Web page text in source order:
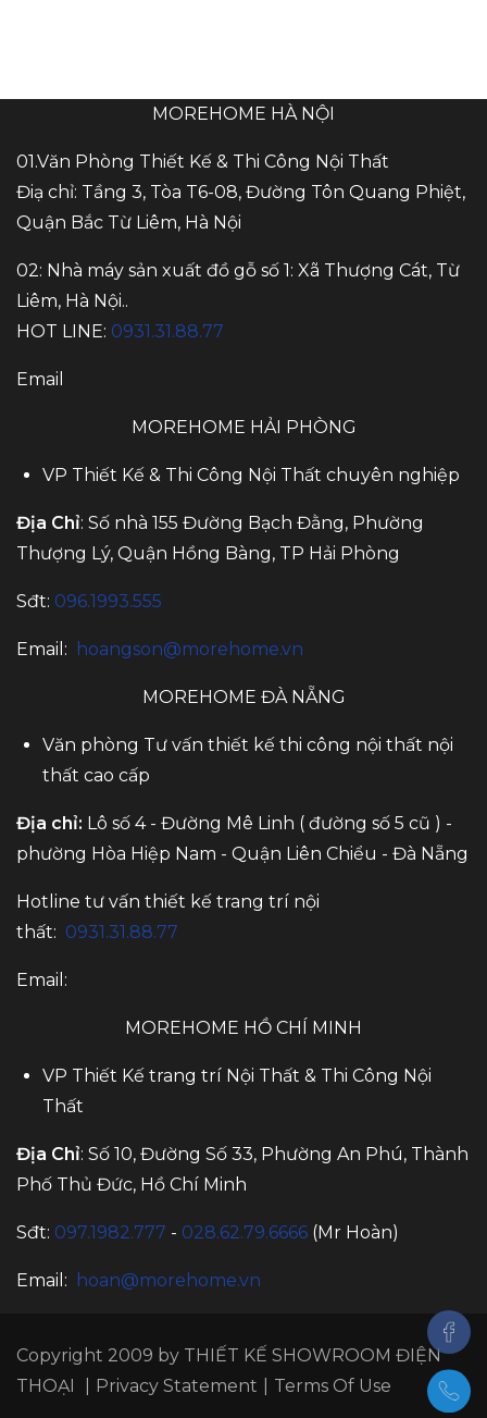
MOREHOME HÀ NỘI
01.Văn Phòng Thiết Kế & Thi Công Nội Thất
Điạ chỉ: Tầng 3, Tòa T6-08, Đường Tôn Quang Phiệt,
Quận Bắc Từ Liêm, Hà Nội
02: Nhà máy sản xuất đồ gỗ số 1: Xã Thượng Cát, Từ
Liêm, Hà Nội..
HOT LINE: 0931.31.88.77
Email
MOREHOME HẢI PHÒNG
VP Thiết Kế & Thi Công Nội Thất chuyên nghiệp
Địa Chỉ: Số nhà 155 Đường Bạch Đằng, Phường
Thượng Lý, Quận Hồng Bàng, TP Hải Phòng
Sđt: 096.1993.555
Email: hoangson@morehome.vn
MOREHOME ĐÀ NẴNG
Văn phòng Tư vấn thiết kế thi công nội thất nội
thất cao cấp
Địa chỉ: Lô số 4 - Đường Mê Linh ( đường số 5 cũ ) -
phường Hòa Hiệp Nam - Quận Liên Chiểu - Đà Nẵng
Hotline tư vấn thiết kế trang trí nội
thất: 0931.31.88.77
Email:
MOREHOME HỒ CHÍ MINH
VP Thiết Kế trang trí Nội Thất & Thi Công Nội
Thất
Địa Chỉ: Số 10, Đường Số 33, Phường An Phú, Thành
Phố Thủ Đức, Hồ Chí Minh
Sđt: 097.1982.777 - 028.62.79.6666 (Mr Hoàn)
Email: hoan@morehome.vn
Copyright 2009 by THIẾT KẾ SHOWROOM ĐIỆN
THOẠI
Privacy Statement Terms Of Use